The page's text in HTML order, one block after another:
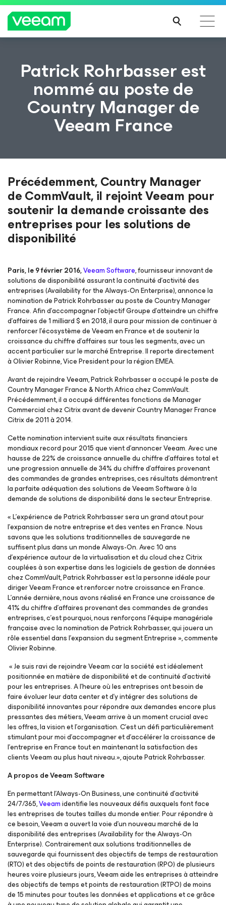
Recommandations de Veeam pour les clients
impactés par la mise à jour de CrowdStrike
Patrick Rohrbasser est
nommé au poste de
Country Manager de
Veeam France
Précédemment, Country Manager
de CommVault, il rejoint Veeam pour
soutenir la demande croissante des
entreprises pour les solutions de
disponibilité
Paris, le 9 février 2016,Veeam Software, fournisseur innovant de
solutions de disponibilité assurant la continuité d’activité des
entreprises (Availability for the Always-On Enterprise), annonce la
nomination de Patrick Rohrbasser au poste de Country Manager
France. Afin d’accompagner l’objectif Groupe d’atteindre un chiffre
d'affaires de 1 milliard $ en 2018, il aura pour mission de continuer à
renforcer l’écosystème de Veeam en France et de soutenir la
croissance du chiffre d’affaires sur tous les segments, avec un
accent particulier sur le marché Entreprise. Il reporte directement
à OIivier Robinne, Vice President pour la région EMEA.
Avant de rejoindre Veeam, Patrick Rohrbasser a occupé le poste de
Country Manager France & North Africa chez CommVault.
Précédemment, il a occupé différentes fonctions de Manager
Commercial chez Citrix avant de devenir Country Manager France
Citrix de 2011 à 2014.
Cette nomination intervient suite aux résultats financiers
mondiaux record pour 2015 que vient d’annoncer Veeam. Avec une
hausse de 22% de croissance annuelle du chiffre d’affaires total et
une progression annuelle de 34% du chiffre d’affaires provenant
des commandes de grandes entreprises, ces résultats démontrent
la parfaite adéquation des solutions de Veeam Software à la
demande de solutions de disponibilité dans le secteur Entreprise.
« L'expérience de Patrick Rohrbasser sera un grand atout pour
l'expansion de notre entreprise et des ventes en France. Nous
savons que les solutions traditionnelles de sauvegarde ne
suffisent plus dans un monde Always-On. Avec 10 ans
d'expérience autour de la virtualisation et du cloud chez Citrix
couplées à son expertise dans les logiciels de gestion de données
chez CommVault, Patrick Rohrbasser est la personne idéale pour
diriger Veeam France et renforcer notre croissance en France.
L'année dernière, nous avons réalisé en France une croissance de
41% du chiffre d’affaires provenant des commandes de grandes
entreprises, c’est pourquoi, nous renforçons l'équipe managériale
française avec la nomination de Patrick Rohrbasser, qui jouera un
rôle essentiel dans l'expansion du segment Entreprise », commente
Olivier Robinne.
« Je suis ravi de rejoindre Veeam car la société est idéalement
positionnée en matière de disponibilité et de continuité d’activité
pour les entreprises. A l’heure où les entreprises ont besoin de
faire évoluer leur data center et d’y intégrer des solutions de
disponibilité innovantes pour répondre aux demandes encore plus
pressantes des métiers, Veeam arrive à un moment crucial avec
les offres, la vision et l’organisation. C’est un défi particulièrement
stimulant pour moi d’accompagner et d’accélérer la croissance de
l’entreprise en France tout en maintenant la satisfaction des
clients Veeam au plus haut niveau.», ajoute Patrick Rohrbasser.
A propos de Veeam Software
En permettant l’Always-On Business, une continuité d’activité
24/7/365,Veeamidentifie les nouveaux défis auxquels font face
les entreprises de toutes tailles du monde entier. Pour répondre à
ce besoin, Veeam a ouvert la voie d’un nouveau marché de la
disponibilité des entreprises (Availability for the Always-On
Enterprise). Contrairement aux solutions traditionnelles de
sauvegarde qui fournissent des objectifs de temps de restauration
(RTO) et des objectifs de points de restauration (RPO) de plusieurs
heures voire plusieurs jours, Veeam aide les entreprises à atteindre
des objectifs de temps et points de restauration (RTPO) de moins
de 15 minutes pour toutes les données et applications et ce grâce